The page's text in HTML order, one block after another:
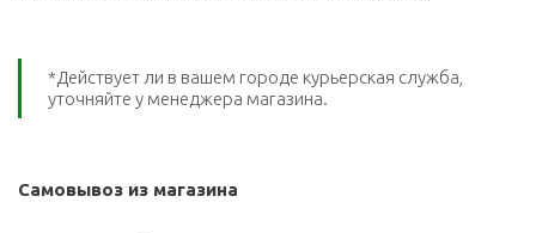
*Действует ли в вашем городе курьерская служба,
уточняйте у менеджера магазина.
Самовывоз из магазина